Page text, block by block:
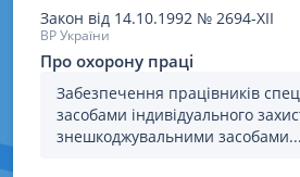
Закон від 14.10.1992 № 2694-XII
ВР України
Про охорону праці
Забезпечення працівників
засобами індивідуального
знешкоджувальними засобами...